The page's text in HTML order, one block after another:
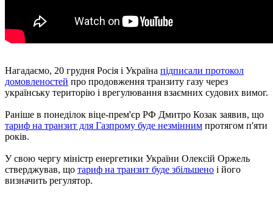
Нагадаємо, 20 грудня Росія і Україна підписали протокол
домовленостей про продовження транзиту газу через
українську територію і врегулювання взаємних судових вимог.
Раніше в понеділок віце-прем'єр РФ Дмитро Козак заявив, що
тариф на транзит для Газпрому буде незмінним протягом п'яти
років.
У свою чергу міністр енергетики України Олексій Оржель
стверджував, що тариф на транзит буде збільшено і його
визначить регулятор.